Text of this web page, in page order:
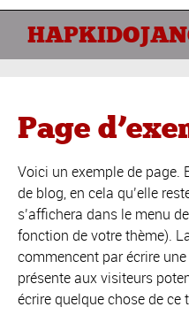
Page
Voici un exemple de page.
de blog, en cela qu’elle
s’affichera dans le menu
fonction de votre thème).
commencent par écrire
présente aux visiteurs
écrire quelque chose de ce